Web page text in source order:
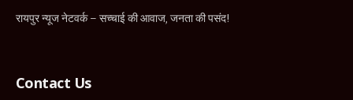
रायपुर न्यूज नेटवर्क – सच्चाई की आवाज, जनता की पसंद!
Contact Us